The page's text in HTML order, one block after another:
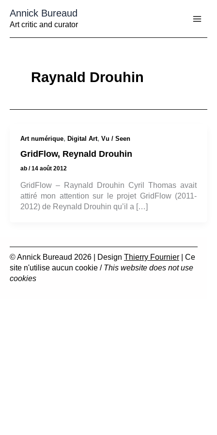
contenu
Annick Bureaud
Art critic and curator
Raynald Drouhin
Art numérique, Digital Art, Vu / Seen
GridFlow, Reynald Drouhin
ab /14 août 2012
GridFlow – Raynald Drouhin Cyril Thomas avait
attiré mon attention sur le projet GridFlow (2011-
2012) de Reynald Drouhin qu’il a […]
© Annick Bureaud 2026 | Design Thierry Fournier | Ce
site n'utilise aucun cookie / This website does not use
cookies